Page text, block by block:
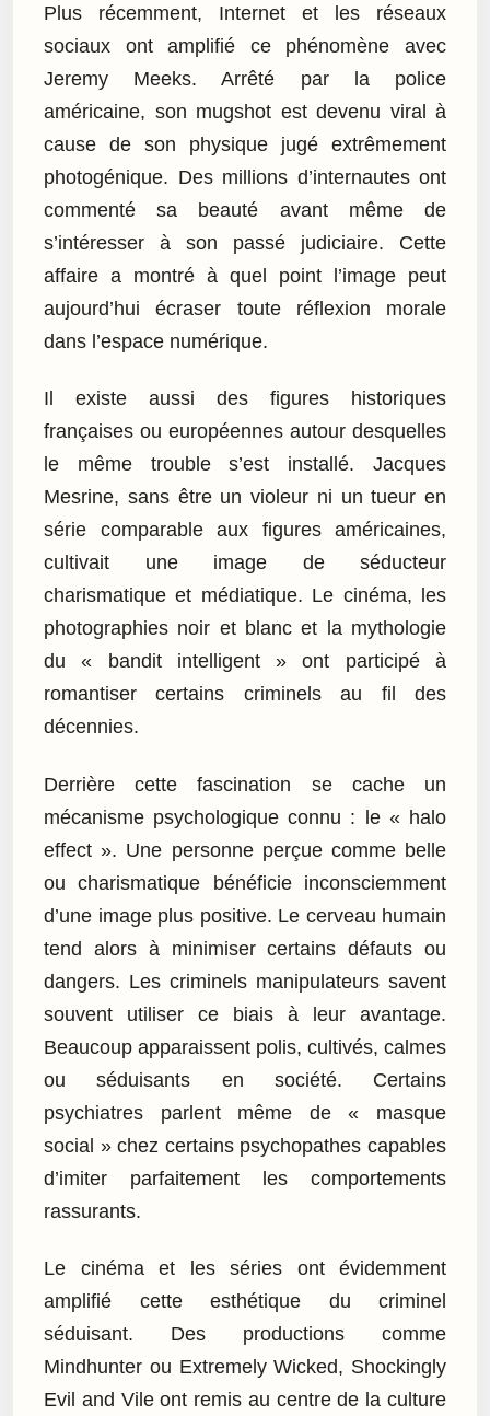
Plus récemment, Internet et les réseaux
sociaux ont amplifié ce phénomène avec
Jeremy Meeks. Arrêté par la police
américaine, son mugshot est devenu viral à
cause de son physique jugé extrêmement
photogénique. Des millions d’internautes ont
commenté sa beauté avant même de
s’intéresser à son passé judiciaire. Cette
affaire a montré à quel point l’image peut
aujourd’hui écraser toute réflexion morale
dans l’espace numérique.
Il existe aussi des figures historiques
françaises ou européennes autour desquelles
le même trouble s’est installé. Jacques
Mesrine, sans être un violeur ni un tueur en
série comparable aux figures américaines,
cultivait une image de séducteur
charismatique et médiatique. Le cinéma, les
photographies noir et blanc et la mythologie
du « bandit intelligent » ont participé à
romantiser certains criminels au fil des
décennies.
Derrière cette fascination se cache un
mécanisme psychologique connu : le « halo
effect ». Une personne perçue comme belle
ou charismatique bénéficie inconsciemment
d’une image plus positive. Le cerveau humain
tend alors à minimiser certains défauts ou
dangers. Les criminels manipulateurs savent
souvent utiliser ce biais à leur avantage.
Beaucoup apparaissent polis, cultivés, calmes
ou séduisants en société. Certains
psychiatres parlent même de « masque
social » chez certains psychopathes capables
d’imiter parfaitement les comportements
rassurants.
Le cinéma et les séries ont évidemment
amplifié cette esthétique du criminel
séduisant. Des productions comme
Mindhunter ou Extremely Wicked, Shockingly
Evil and Vile ont remis au centre de la culture